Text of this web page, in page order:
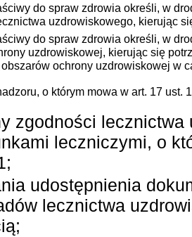
do spraw zdrowia określi, w
uzdrowiskowego, kierując
do spraw zdrowia określi, w
uzdrowiskowej, kierując się
ochrony uzdrowiskowej w
o którym mowa w art. 17
zgodności lecznictwa
leczniczymi, o
udostępnienia
lecznictwa